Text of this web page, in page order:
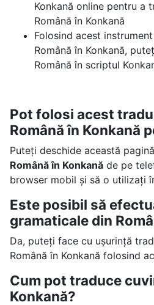
Konkană online pentru a
Română în Konkană
Folosind acest
Română în Konkană,
Română în scriptul
Pot folosi acest
Română în Konkană
Puteți deschide această
Română în Konkanăde pe
browser mobil și să o utilizați
Este posibil să
gramaticale din
Da, puteți face cu ușurință
Română în Konkană folosind
Cum pot traduce
Konkană?